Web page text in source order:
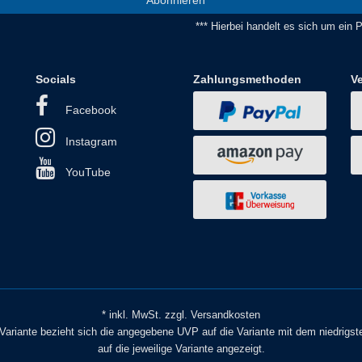
*** Hierbei handelt es sich um ein
Socials
Facebook
Instagram
YouTube
Zahlungsmethoden
* inkl. MwSt. zzgl. Versandkosten
bezieht sich die angegebene UVP auf die Variante mit dem
auf die jeweilige Variante angezeigt.